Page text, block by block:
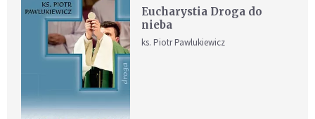
Eucharystia Droga do
nieba
ks. Piotr Pawlukiewicz